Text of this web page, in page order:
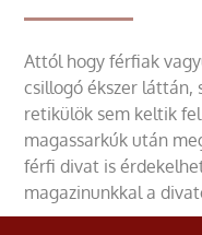
Attól hogy férfiak
csillogó ékszer láttán,
retikülök sem keltik
magassarkúk után
férfi divat is
magazinunkkal a